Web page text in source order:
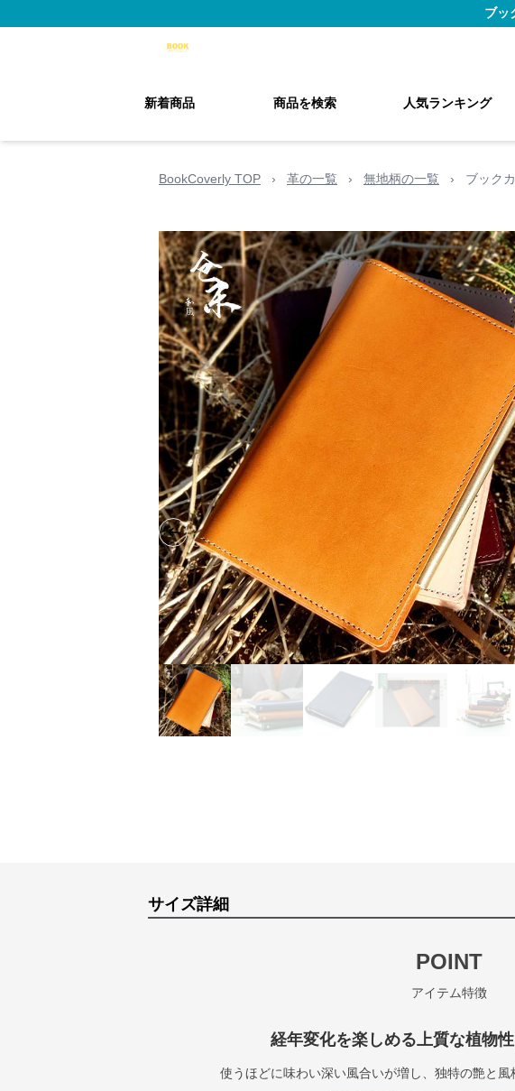
ブッ
新着商品 商品を検索 人気ランキング
BookCoverly TOP › 革の一覧 › 無地柄の一覧 › ブック
Previous slide
サイズ詳細
POINT
アイテム特徴
経年変化を楽しめる上質な植物
使うほどに味わい深い風合いが増し、独特の艶と